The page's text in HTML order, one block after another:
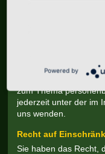
Sie haben im
Auskunft über Ihre
Datenverarbeitung
Löschung dieser
zum Thema
jederzeit unter der im
uns wenden.
Recht auf
Sie haben das Recht,
Powered by